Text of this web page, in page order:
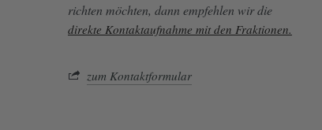
richten möchten, dann empfehlen wir die
direkte Kontaktaufnahme mit den Fraktionen.
zum Kontaktformular